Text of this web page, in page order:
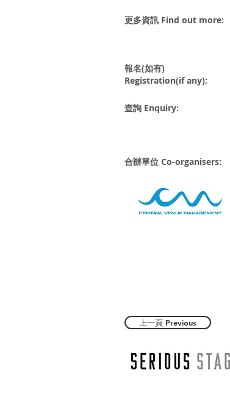
更多資訊 Find out more:
報名(如有)
Registration(if any):
查詢 Enquiry:
合辦單位 Co-organisers:
上一頁 Previous